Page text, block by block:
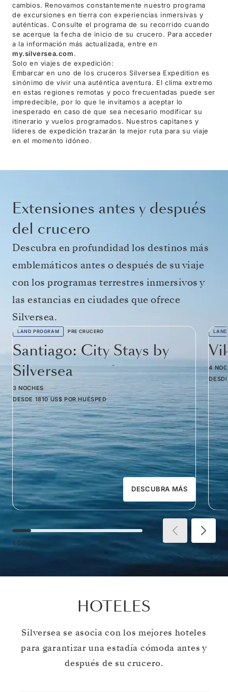
cambios. Renovamos constantemente nuestro programa
de excursiones en tierra con experiencias inmersivas y
auténticas. Consulte el programa de su recorrido cuando
se acerque la fecha de inicio de su crucero. Para acceder
a la información más actualizada, entre en
my.silversea.com.
Solo en viajes de expedición:
Embarcar en uno de los cruceros Silversea Expedition es
sinónimo de vivir una auténtica aventura. El clima extremo
en estas regiones remotas y poco frecuentadas puede ser
impredecible, por lo que le invitamos a aceptar lo
inesperado en caso de que sea necesario modificar su
itinerario y vuelos programados. Nuestros capitanes y
líderes de expedición trazarán la mejor ruta para su viaje
en el momento idóneo.
Extensiones antes y después
del crucero
Descubra en profundidad los destinos más
emblemáticos antes o después de su viaje
con los programas terrestres inmersivos y
las estancias en ciudades que ofrece
Silversea.
LAND PROGRAM PRE CRUCERO
Santiago: City Stays by
Silversea
3 NOCHES
DESDE 1810 US$ POR HUÉSPED
DESCUBRA MÁS
4
1 DE 7
HOTELES
Silversea se asocia con los mejores hoteles
para garantizar una estadía cómoda antes y
después de su crucero.